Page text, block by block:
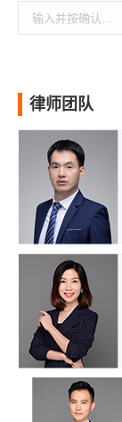
索：
律师团队